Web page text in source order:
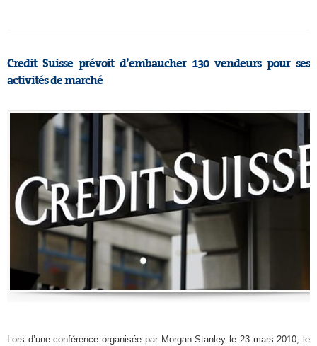
Credit Suisse prévoit d’embaucher 130 vendeurs pour ses
activités de marché
Lors d’une conférence organisée par Morgan Stanley le 23 mars 2010, le